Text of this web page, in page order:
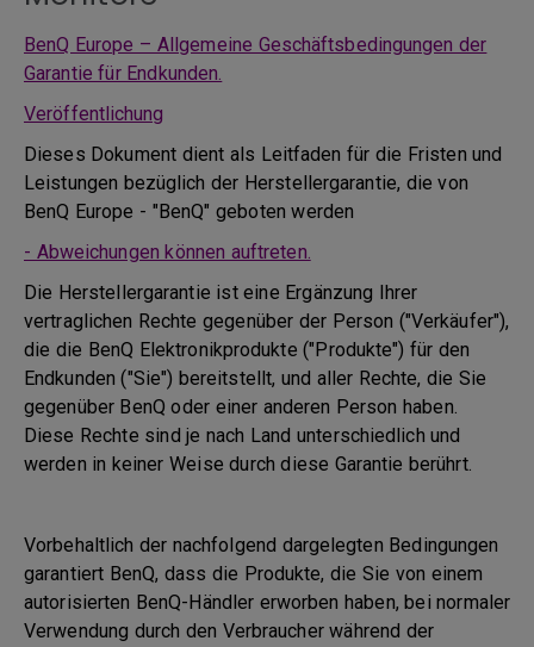
BenQ Europe – Allgemeine Geschäftsbedingungen der
Garantie für Endkunden.
Veröffentlichung
Dieses Dokument dient als Leitfaden für die Fristen und
Leistungen bezüglich der Herstellergarantie, die von
BenQ Europe - "BenQ" geboten werden
- Abweichungen können auftreten.
Die Herstellergarantie ist eine Ergänzung Ihrer
vertraglichen Rechte gegenüber der Person ("Verkäufer"),
die die BenQ Elektronikprodukte ("Produkte") für den
Endkunden ("Sie") bereitstellt, und aller Rechte, die Sie
gegenüber BenQ oder einer anderen Person haben.
Diese Rechte sind je nach Land unterschiedlich und
werden in keiner Weise durch diese Garantie berührt.
Vorbehaltlich der nachfolgend dargelegten Bedingungen
garantiert BenQ, dass die Produkte, die Sie von einem
autorisierten BenQ-Händler erworben haben, bei normaler
Verwendung durch den Verbraucher während der